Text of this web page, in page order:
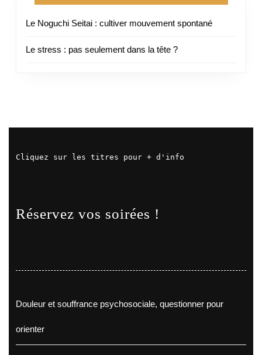
Le Noguchi Seitai : cultiver mouvement spontané
Le stress : pas seulement dans la tête ?
Cliquez sur les titres pour + d'info
Réservez vos soirées !
Douleur et souffrance psychosociale, questionner pour
orienter